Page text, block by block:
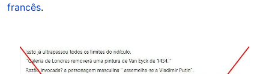
francês.
Image